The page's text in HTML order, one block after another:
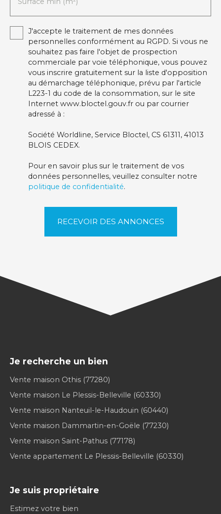
J'accepte le traitement de mes données
personnelles conformément au RGPD. Si vous ne
souhaitez pas faire l'objet de prospection
commerciale par voie téléphonique, vous pouvez
vous inscrire gratuitement sur la liste d'opposition
au démarchage téléphonique, prévu par l'article
L223-1 du code de la consommation, sur le site
Internet www.bloctel.gouv.fr ou par courrier
adressé à :
Société Worldline, Service Bloctel, CS 61311, 41013
BLOIS CEDEX.
Pour en savoir plus sur le traitement de vos
données personnelles, veuillez consulter notre
politique de confidentialité.
RECEVOIR DES ANNONCES
Je recherche un bien
Vente maison Othis (77280)
Vente maison Le Plessis-Belleville (60330)
Vente maison Nanteuil-le-Haudouin (60440)
Vente maison Dammartin-en-Goële (77230)
Vente maison Saint-Pathus (77178)
Vente appartement Le Plessis-Belleville (60330)
Je suis propriétaire
Estimez votre bien